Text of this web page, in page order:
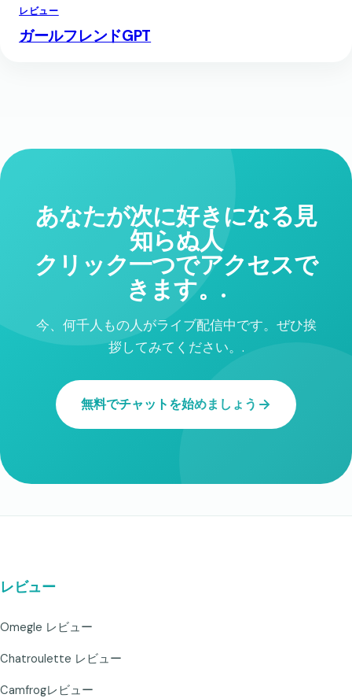
レビュー
ガールフレンドGPT
あなたが次に好きになる見
知らぬ人
クリック一つでアクセスで
きます。.
今、何千人もの人がライブ配信中です。ぜひ挨
拶してみてください。.
無料でチャットを始めましょう
レビュー
Omegle レビュー
Chatroulette レビュー
Camfrogレビュー